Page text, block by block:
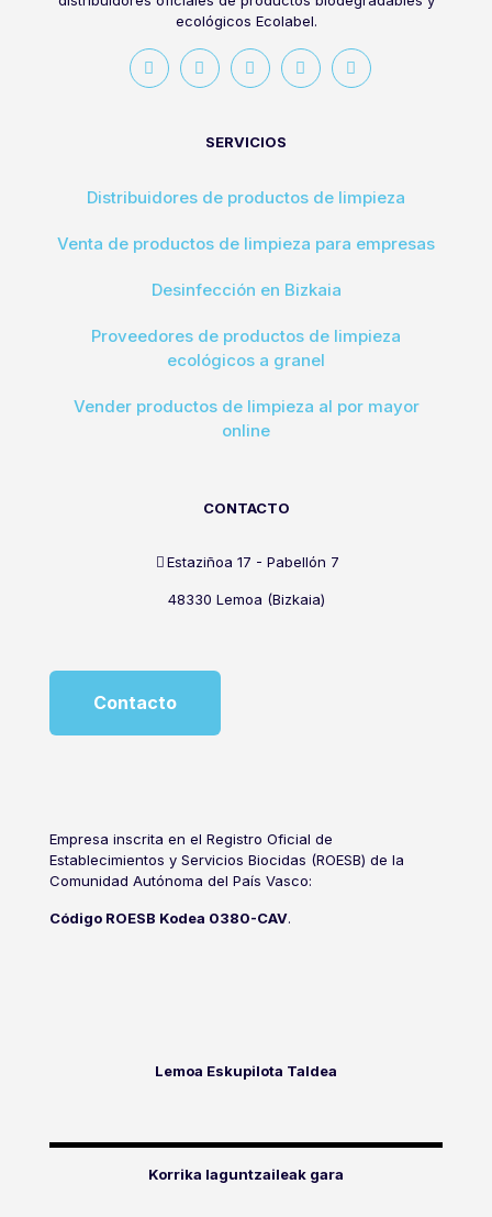
ecológicos Ecolabel.
SERVICIOS
Distribuidores de productos de limpieza
Venta de productos de limpieza para empresas
Desinfección en Bizkaia
Proveedores de productos de limpieza
ecológicos a granel
Vender productos de limpieza al por mayor
online
CONTACTO
Estaziñoa 17 - Pabellón 7
48330 Lemoa (Bizkaia)
Contacto
Empresa inscrita en el Registro Oficial de
Establecimientos y Servicios Biocidas (ROESB) de la
Comunidad Autónoma del País Vasco:
Código ROESB Kodea 0380-CAV.
Lemoa Eskupilota Taldea
Korrika laguntzaileak gara